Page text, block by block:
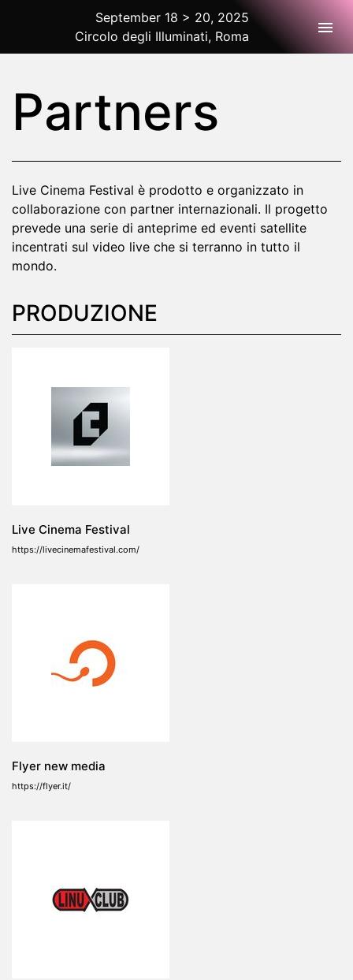
2025 Rome
September 18 > 20, 2025
Circolo degli Illuminati, Roma
Partners
Live Cinema Festival è prodotto e organizzato in
collaborazione con partner internazionali. Il progetto
prevede una serie di anteprime ed eventi satellite
incentrati sul video live che si terranno in tutto il
mondo.
PRODUZIONE
Live Cinema Festival
https://livecinemafestival.com/
Flyer new media
https://flyer.it/